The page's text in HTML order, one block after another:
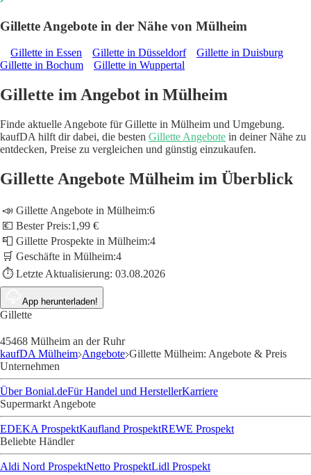
Gillette Angebote in der Nähe von Mülheim
Gillette in Essen Gillette in Düsseldorf
Gillette in Duisburg
Gillette in Bochum
Gillette in Wuppertal
Gillette im Angebot in Mülheim
Finde aktuelle Angebote für Gillette in Mülheim und Umgebung.
kaufDA hilft dir dabei, die besten Gillette Angebote in deiner Nähe zu
entdecken, Preise zu vergleichen und günstig einzukaufen.
Gillette Angebote Mülheim im Überblick
📣 Gillette Angebote in Mülheim:6
💶 Bester Preis:1,99 €
📮 Gillette Prospekte in Mülheim:4
🛒 Geschäfte in Mülheim:4
⏱️ Letzte Aktualisierung: 03.08.2026
App herunterladen!
Gillette
45468 Mülheim an der Ruhr
kaufDA Mülheim Angebote Gillette Mülheim: Angebote & Preis
Unternehmen
Über Bonial.deFür Handel und HerstellerKarriere
Supermarkt Angebote
EDEKA ProspektKaufland ProspektREWE Prospekt
Beliebte Händler
Aldi Nord ProspektNetto ProspektLidl Prospekt